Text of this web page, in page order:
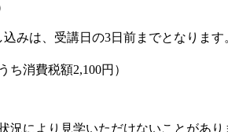
みは、受講日の3日前までとなります
ち消費税額2,100円）
況により見学いただけないことがあり